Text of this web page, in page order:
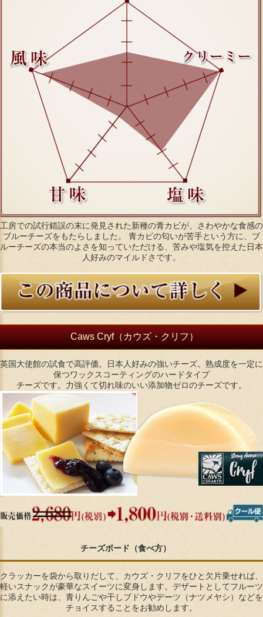
工房での試行錯誤の末に発見された新種の青カビが、さわやかな食感の
ブルーチーズをもたらしました。 青カビの匂いが苦手という方に、ブ
ルーチーズの本当のよさを知っていただける、苦みや塩気を控えた日本
人好みのマイルドさです。
Caws Cryf（カウズ・クリフ）
英国大使館の試食で高評価。日本人好みの強いチーズ。熟成度を一定に
保つワックスコーティングのハードタイプ
チーズです。力強くて切れ味のいい添加物ゼロのチーズです。
チーズボード（食べ方）
クラッカーを袋から取りだして、カウズ・クリフをひと欠片乗せれば、
軽いスナックが豪華なスイーツに変身します。デザートとしてフルーツ
に添えたい時は、青りんごや干しブドウやデーツ（ナツメヤシ）などを
チョイスすることをお勧めします。